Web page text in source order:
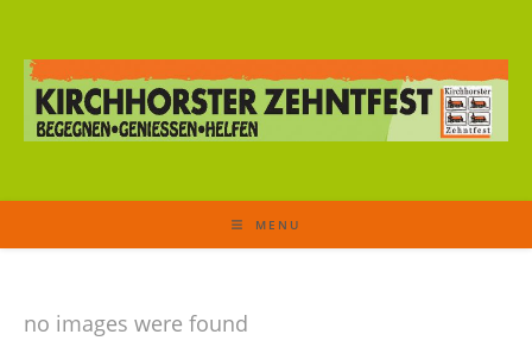
MENU
no images were found